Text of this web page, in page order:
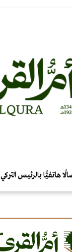
هاتفيًّا بالرئيس التركي